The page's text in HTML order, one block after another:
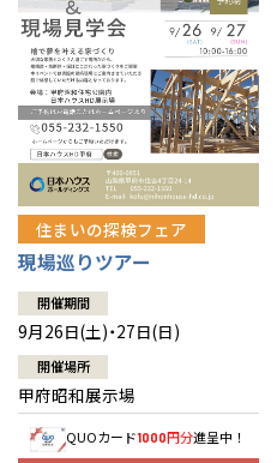
住まいの探検フェア
現場巡りツアー
開催期間
9月26日(土)・27日(日)
開催場所
甲府昭和展示場
QUOカード1000円分進呈中！